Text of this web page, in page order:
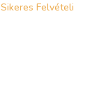
Felvételi